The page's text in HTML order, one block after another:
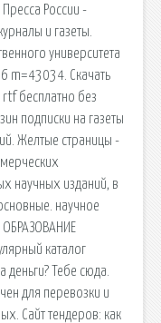
России -
и газеты.
университета
m=43034. Скачать
бесплатно без
подписки на газеты
Желтые страницы -
научных изданий, в
научное
ОБРАЗОВАНИЕ
каталог
деньги? Тебе сюда.
для перевозки и
Сайт тендеров: как